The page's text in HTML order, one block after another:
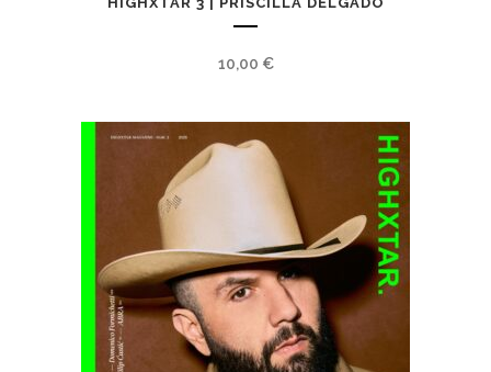
10,00 €